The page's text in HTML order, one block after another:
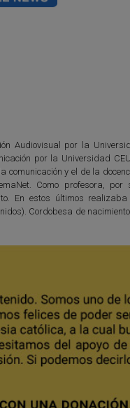
Audiovisual por la
por la Universidad
y el de la
Como profesora,
En estos últimos
Cordobesa de